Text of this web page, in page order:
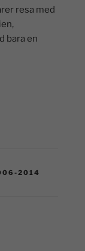
resa med
bara en
2014